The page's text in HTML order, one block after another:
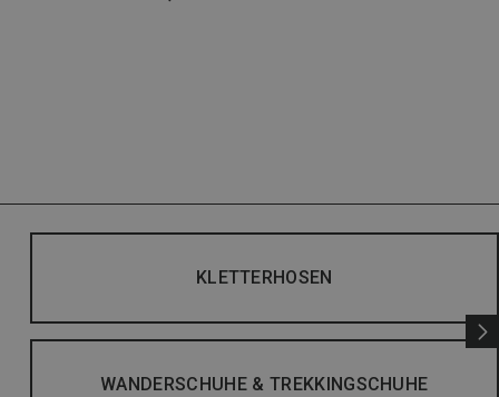
KLETTERHOSEN
WANDERSCHUHE & TREKKINGSCHUHE